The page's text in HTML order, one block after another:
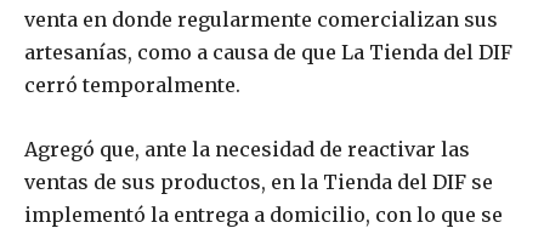
venta en donde regularmente comercializan sus
artesanías, como a causa de que La Tienda del DIF
cerró temporalmente.
Agregó que, ante la necesidad de reactivar las
ventas de sus productos, en la Tienda del DIF se
implementó la entrega a domicilio, con lo que se